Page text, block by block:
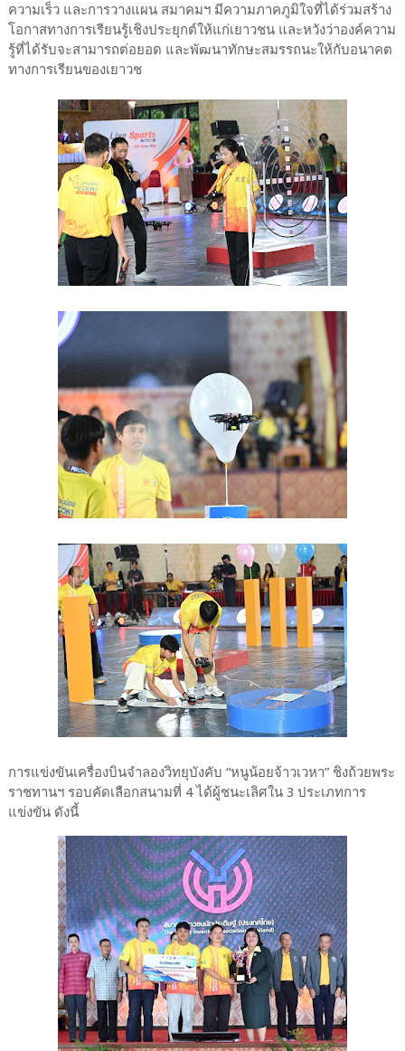
ความเร็ว และการวางแผน สมาคมฯ มีความภาคภูมิใจที่ได้ร่วมสร้าง
โอกาสทางการเรียนรู้เชิงประยุกต์ให้แก่เยาวชน และหวังว่าองค์ความ
รู้ที่ได้รับจะสามารถต่อยอด และพัฒนาทักษะสมรรถนะให้กับอนาคต
ทางการเรียนของเยาวช
การแข่งขันเครื่องบินจำลองวิทยุบังคับ “หนูน้อยจ้าวเวหา” ชิงถ้วยพระ
ราชทานฯ รอบคัดเลือกสนามที่ 4 ได้ผู้ชนะเลิศใน 3 ประเภทการ
แข่งขัน ดังนี้